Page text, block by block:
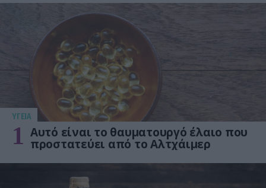
ΥΓΕΙΑ
1 Αυτό είναι το θαυματουργό έλαιο που
προστατεύει από το Αλτχάιμερ